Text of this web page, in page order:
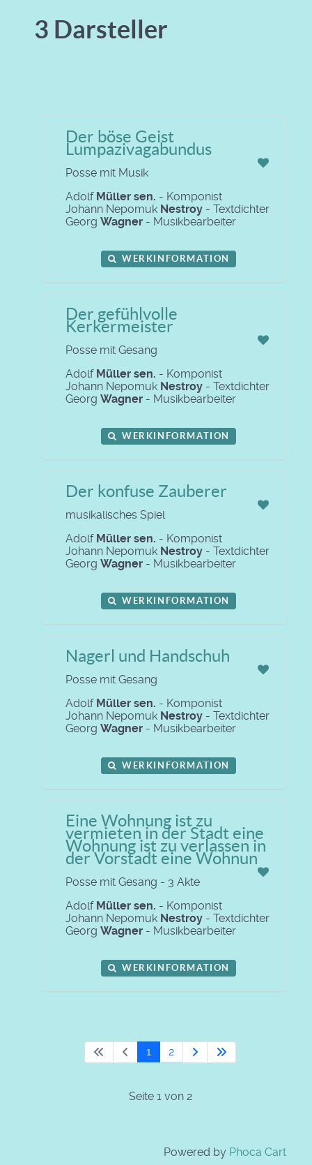
3 Darsteller
Der böse Geist
Lumpazivagabundus
Posse mit Musik
Adolf Müller sen. - Komponist
Johann Nepomuk Nestroy - Textdichter
Georg Wagner - Musikbearbeiter
WERKINFORMATION
Der gefühlvolle
Kerkermeister
Posse mit Gesang
Adolf Müller sen. - Komponist
Johann Nepomuk Nestroy - Textdichter
Georg Wagner - Musikbearbeiter
WERKINFORMATION
Der konfuse Zauberer
musikalisches Spiel
Adolf Müller sen. - Komponist
Johann Nepomuk Nestroy - Textdichter
Georg Wagner - Musikbearbeiter
WERKINFORMATION
Nagerl und Handschuh
Posse mit Gesang
Adolf Müller sen. - Komponist
Johann Nepomuk Nestroy - Textdichter
Georg Wagner - Musikbearbeiter
WERKINFORMATION
Eine Wohnung ist zu
vermieten in der Stadt eine
Wohnung ist zu verlassen in
der Vorstadt eine Wohnun
Posse mit Gesang - 3 Akte
Adolf Müller sen. - Komponist
Johann Nepomuk Nestroy - Textdichter
Georg Wagner - Musikbearbeiter
WERKINFORMATION
1 2
Seite 1 von 2
Powered by Phoca Cart